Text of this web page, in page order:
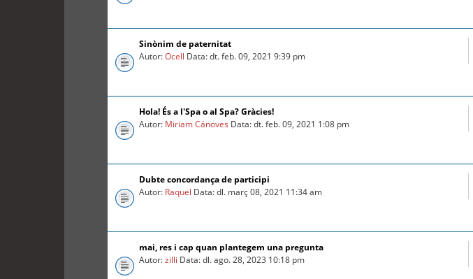
Sinònim de paternitat
Autor:Ocell Data: dt. feb. 09, 2021 9:39 pm
Hola! És a l'Spa o al Spa? Gràcies!
Autor: Miriam Cánoves Data: dt. feb. 09, 2021 1:08 pm
Dubte concordança de participi
Autor: Raquel Data: dl. març 08, 2021 11:34 am
mai, res i cap quan plantegem una pregunta
Autor:zilli Data: dl. ago. 28, 2023 10:18 pm